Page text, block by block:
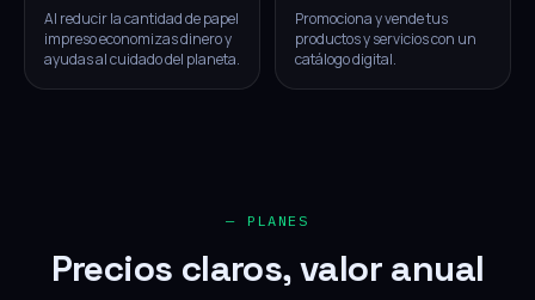
Al reducir la cantidad de papel
impreso economizas dinero y
ayudas al cuidado del planeta.
Promociona y vende tus
productos y servicios con un
catálogo digital.
— PLANES
Precios claros, valor anual